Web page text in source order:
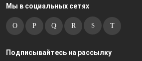
Мы в социальных сетях
Подписывайтесь на рассылку